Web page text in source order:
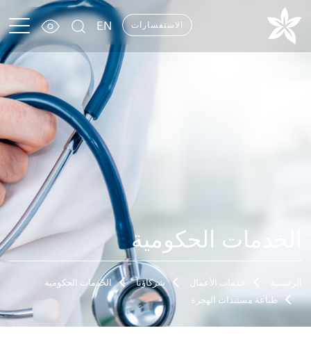
الاستفسارات EN
الخدمات الحكومية
خدمات الأعمال شركاؤنا الخدمات الحكومية
طباعة مستندات الهجرة